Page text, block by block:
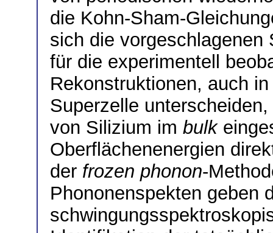
die Kohn-Sham-
sich die vorgeschlagenen
für die experimentell
Rekonstruktionen, auch
Superzelle
von Silizium im bulk
Oberflächenenergien
der frozen phonon-
Phononenspekten geben